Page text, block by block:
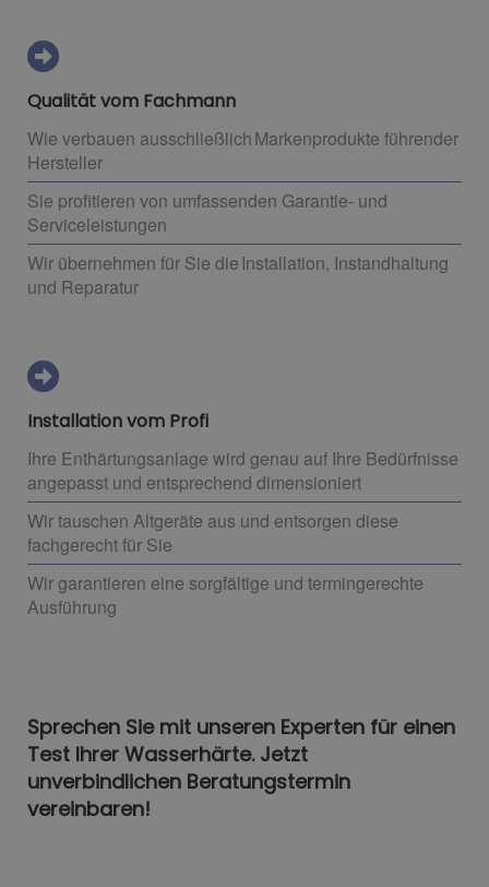
Qualität vom Fachmann
Wie verbauen ausschließlich Markenprodukte führender
Hersteller
Sie profitieren von umfassenden Garantie- und
Serviceleistungen
Wir übernehmen für Sie die Installation, Instandhaltung
und Reparatur
Installation vom Profi
Ihre Enthärtungsanlage wird genau auf Ihre Bedürfnisse
angepasst und entsprechend dimensioniert
Wir tauschen Altgeräte aus und entsorgen diese
fachgerecht für Sie
Wir garantieren eine sorgfältige und termingerechte
Ausführung
Sprechen Sie mit unseren Experten für einen
Test Ihrer Wasserhärte. Jetzt
unverbindlichen Beratungstermin
vereinbaren!